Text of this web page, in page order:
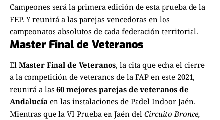
Campeones será la primera edición de esta prueba de la
FEP. Y reunirá a las parejas vencedoras en los
campeonatos absolutos de cada federación territorial.
Master Final de Veteranos
El Master Final de Veteranos, la cita que echa el cierre
a la competición de veteranos de la FAP en este 2021,
reunirá a las 60 mejores parejas de veteranos de
Andalucía en las instalaciones de Padel Indoor Jaén.
Mientras que la VI Prueba en Jaén del Circuito Bronce,